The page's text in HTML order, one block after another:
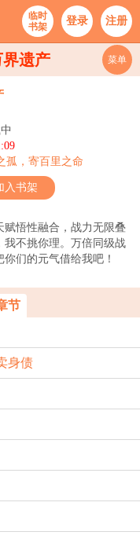
临时
书架
登录 注册
界遗产 菜单
孤，寄百里之命
入书架
赋悟性融合，战力无限叠
我不挑你理。万倍同级战
们的元气借给我吧！
节
身债